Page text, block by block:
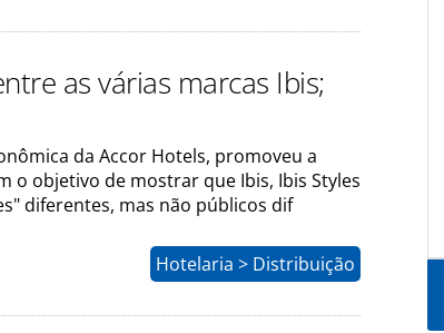
as várias marcas Ibis;
da Accor Hotels, promoveu a
o objetivo de mostrar que Ibis, Ibis Styles
diferentes, mas não públicos dif
Hotelaria > Distribuição